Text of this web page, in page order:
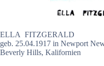
ELLA FITZGERALD
geb. 25.04.1917 in Newport
Beverly Hills, Kalifornien